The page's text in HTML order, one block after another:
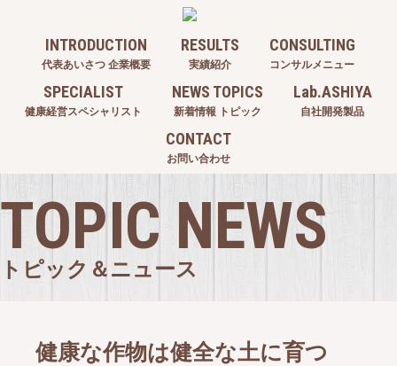
INTRODUCTION
代表あいさつ 企業概要
RESULTS
実績紹介
CONSULTING
コンサルメニュー
SPECIALIST
健康経営スペシャリスト
NEWS TOPICS
新着情報 トピック
Lab.ASHIYA
自社開発製品
CONTACT
お問い合わせ
TOPIC NEWS
トピック＆ニュース
健康な作物は健全な土に育つ